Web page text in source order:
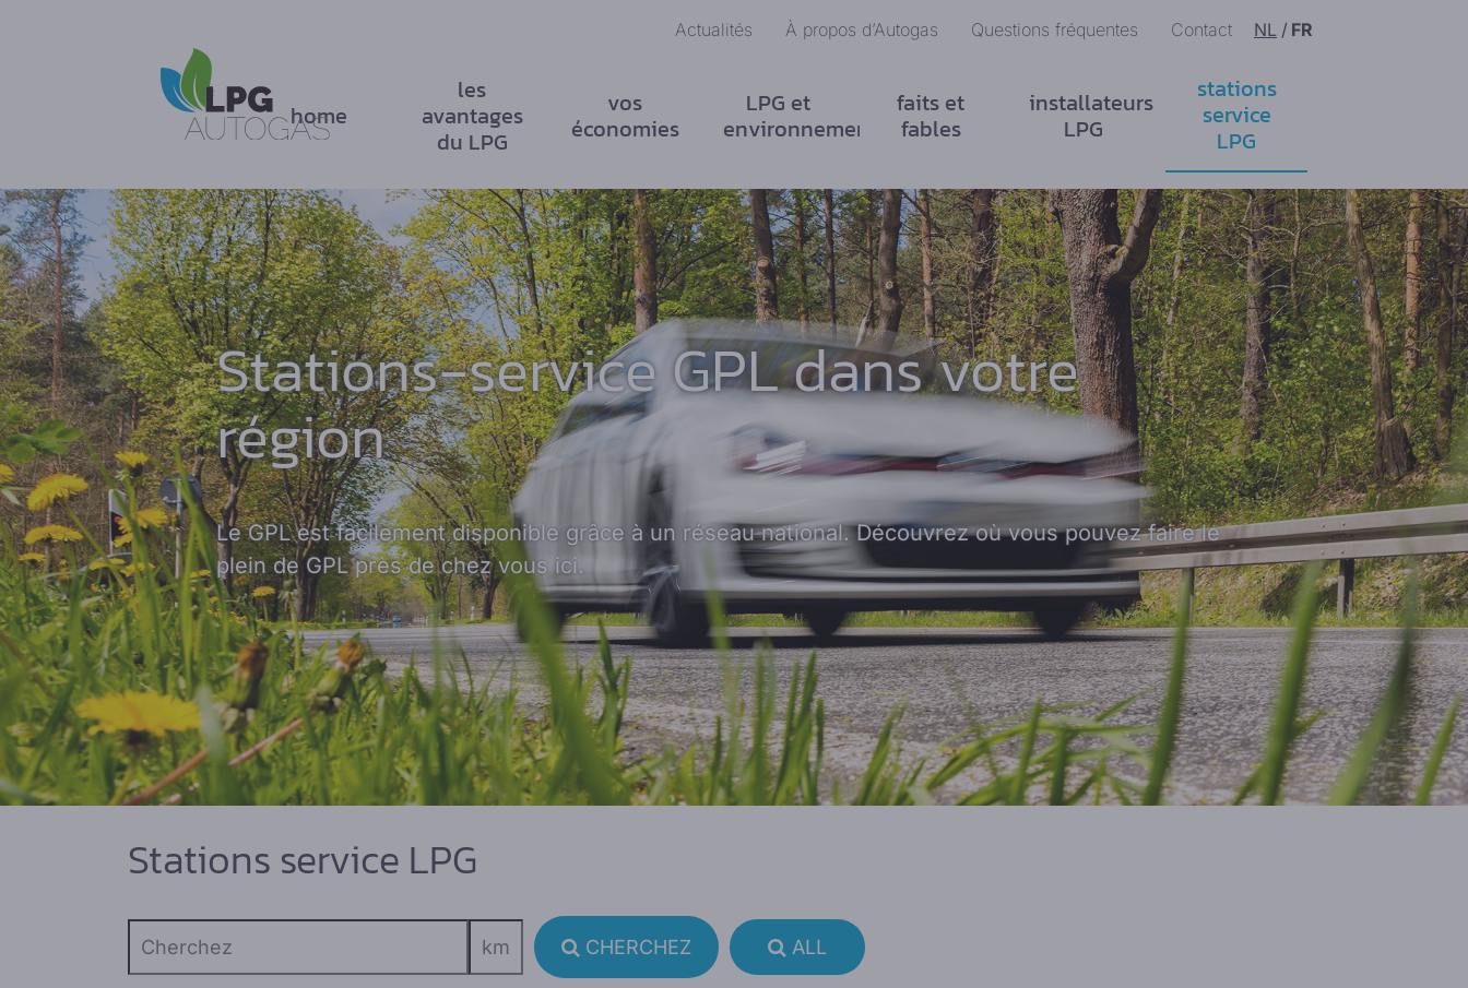
Actualités À propos d’Autogas Questions fréquentes Contact NL / FR
home
les
avantages
du LPG
vos
économies
LPG et
environnement
faits et
fables
installateurs
LPG
stations
service
LPG
Stations-service GPL dans votre
région
Le GPL est facilement disponible grâce à un réseau national. Découvrez où vous pouvez faire le
plein de GPL près de chez vous ici.
Stations service LPG
CHERCHEZ ALL